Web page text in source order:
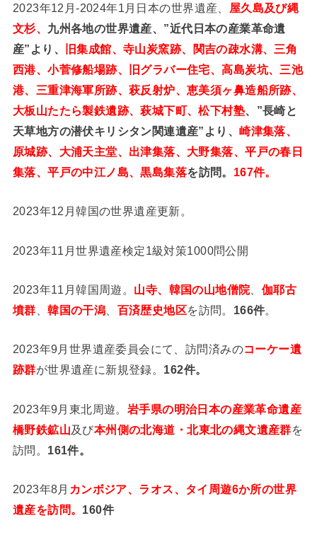
2023年12月-2024年1月日本の世界遺産、 屋久島及び縄
文杉、 九州各地の世界遺産、”近代日本の産業革命遺
産”より、
旧集成館、寺山炭窯跡、関吉の疎水溝、三角
西港、小菅修船場跡、旧グラバー住宅、高島炭坑、三池
港、三重津海軍所跡、萩反射炉、恵美須ヶ鼻造船所跡、
大板山たたら製鉄遺跡、萩城下町、松下村塾、”長崎と
天草地方の潜伏キリシタン関連遺産”より、崎津集落、
原城跡、大浦天主堂、出津集落、大野集落、平戸の春日
集落、平戸の中江ノ島、黒島集落を訪問。 167件。
2023年12月韓国の世界遺産更新。
2023年11月世界遺産検定1級対策1000問公開
2023年11月韓国周遊。 山寺、韓国の山地僧院、 伽耶古
墳群 、韓国の干潟 百済歴史地区を訪問。 166件。
2023年9月世界遺産委員会にて、訪問済みのコーケー遺
跡群が世界遺産に新規登録。 162件。
2023年9月東北周遊。 岩手県の明治日本の産業革命遺産
橋野鉄鉱山及び本州側の北海道・北東北の縄文遺産群を
訪問。 161件。
2023年8月 カンボジア、ラオス、タイ周遊6か所の世界
遺産を訪問。 160件